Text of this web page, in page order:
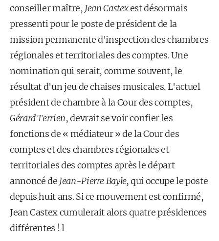
conseiller maître, Jean Castexest désormais
pressenti pour le poste de président de la
mission permanente d'inspection des chambres
régionales et territoriales des comptes. Une
nomination qui serait, comme souvent, le
résultat d'un jeu de chaises musicales. L'actuel
président de chambre à la Cour des comptes,
Gérard Terrien, devrait se voir confier les
fonctions de « médiateur » de la Cour des
comptes et des chambres régionales et
territoriales des comptes après le départ
annoncé de Jean-Pierre Bayle,qui occupe le poste
depuis huit ans. Si ce mouvement est confirmé,
Jean Castex cumulerait alors quatre présidences
différentes ! l